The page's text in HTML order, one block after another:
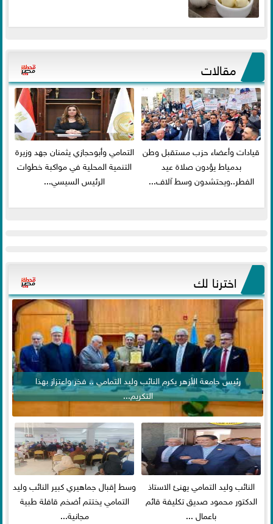
مقالات
قيادات وأعضاء حزب مستقبل وطن
بدمياط يؤدون صلاة عيد
الفطر..ويحتشدون وسط آلاف...
التمامي وأبوحجازي يثمنان جهد وزيرة
التنمية المحلية في مواكبة خطوات
الرئيس السيسي...
اخترنا لك
رئيس جامعة الأزهر يكرم النائب وليد التمامي .. فخر واعتزاز بهذا
التكريم...
النائب وليد التمامي يهنئ الاستاذ
الدكتور محمود صديق تكليفة قائم
باعمال ...
وسط إقبال جماهيري كبير النائب وليد
التمامي يختتم أضخم قافلة طبية
مجانية...